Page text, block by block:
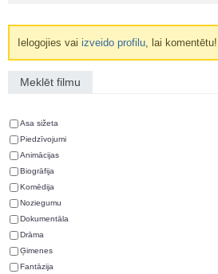
Ielogojies vaiizveido profilu , lai komentētu!
Meklēt filmu
Asa sižeta
Piedzīvojumi
Animācijas
Biogrāfija
Komēdija
Noziegumu
Dokumentāla
Drāma
Ģimenes
Fantāzija